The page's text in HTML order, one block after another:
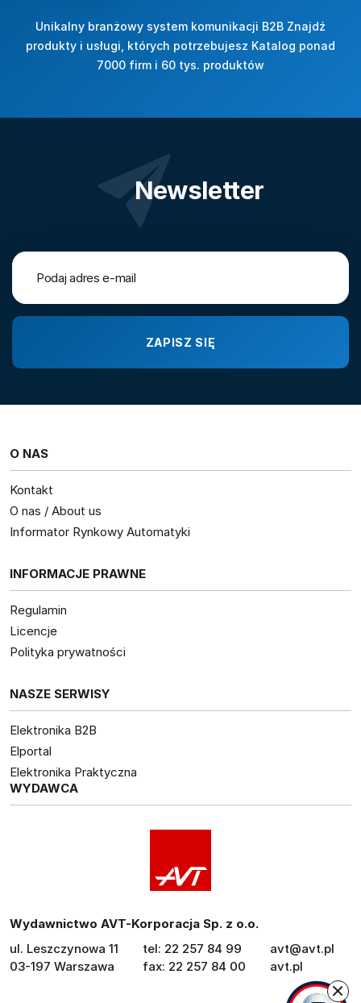
Unikalny branżowy system komunikacji B2B Znajdź
produkty i usługi, których potrzebujesz Katalog ponad
7000 firm i 60 tys. produktów
Newsletter
O NAS
Kontakt
O nas / About us
Informator Rynkowy Automatyki
INFORMACJE PRAWNE
Regulamin
Licencje
Polityka prywatności
NASZE SERWISY
Elektronika B2B
Elportal
Elektronika Praktyczna
WYDAWCA
Wydawnictwo AVT-Korporacja Sp. z o.o.
ul. Leszczynowa 11
03-197 Warszawa
tel: 22 257 84 99
fax: 22 257 84 00
avt@avt.pl
avt.pl